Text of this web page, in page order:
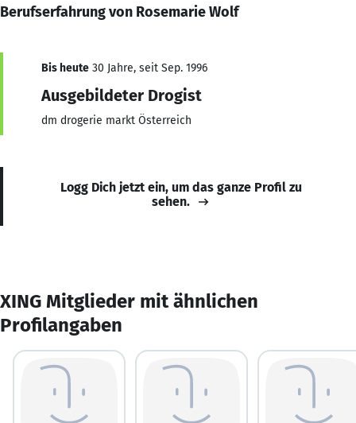
Berufserfahrung von Rosemarie Wolf
Bis heute 30 Jahre, seit Sep. 1996
Ausgebildeter Drogist
dm drogerie markt Österreich
Logg Dich jetzt ein, um das ganze Profil zu
sehen.
XING Mitglieder mit ähnlichen
Profilangaben